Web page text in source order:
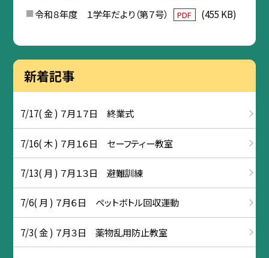
令和８年度 １学年だより（第７号）
PDF (455 KB)
新着記事
7/17( 金 ) ７月１７日 終業式
7/16( 木 ) ７月１６日 セーフティー教室
7/13( 月 ) ７月１３日 避難訓練
7/6( 月 ) ７月６日 ペットボトル回収運動
7/3( 金 ) ７月３日 薬物乱用防止教室